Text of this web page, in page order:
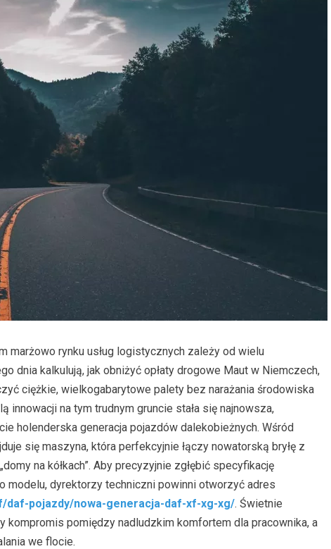
marżowo rynku usług logistycznych zależy od wielu
dnia kalkulują, jak obniżyć opłaty drogowe Maut w Niemczech,
ciężkie, wielkogabarytowe palety bez narażania środowiska
innowacji na tym trudnym gruncie stała się najnowsza,
holenderska generacja pojazdów dalekobieżnych. Wśród
się maszyna, która perfekcyjnie łączy nowatorską bryłę z
na kółkach”. Aby precyzyjnie zgłębić specyfikację
modelu, dyrektorzy techniczni powinni otworzyć adres
pojazdy/nowa-generacja-daf-xf-xg-xg/. Świetnie
kompromis pomiędzy nadludzkim komfortem dla pracownika, a
we flocie.